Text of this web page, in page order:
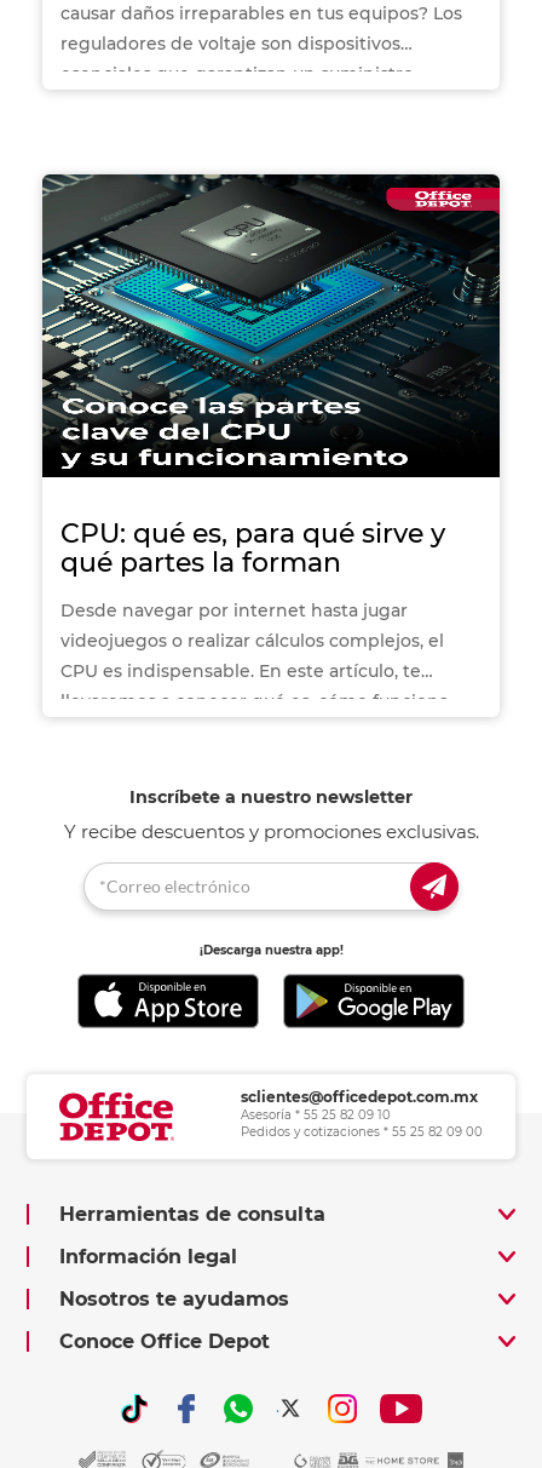
causar daños irreparables en tus equipos? Los
reguladores de voltaje son dispositivos
esenciales que garantizan un suministro
diferentes tipos que existen y cómo elegir el
ideal según tus necesidades. ¡Descubre cómo
mantener tu tecnología segura y en perfecto
funcionamiento!
CPU: qué es, para qué sirve y
qué partes la forman
Desde navegar por internet hasta jugar
videojuegos o realizar cálculos complejos, el
CPU es indispensable. En este artículo, te
llevaremos a conocer qué es, cómo funciona,
necesidades. ¡Descubre cómo este pequeño
componente impulsa todo tu mundo digital!
Inscríbete a nuestro newsletter
Y recibe descuentos y promociones exclusivas.
¡Descarga nuestra app!
sclientes@officedepot.com.mx
Asesoría * 55 25 82 09 10
Pedidos y cotizaciones * 55 25 82 09 00
Herramientas de consulta
Información legal
Nosotros te ayudamos
Conoce Office Depot
. .